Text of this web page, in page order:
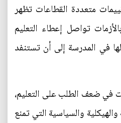
متعددة القطاعات تظهر
تواصل إعطاء التعليم
في المدرسة إلى أن تستنفد
في ضعف الطلب على التعليم،
والسياسية التي تمنع